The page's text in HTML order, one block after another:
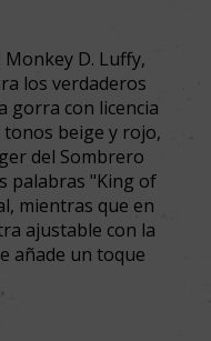
D. Luffy,
los verdaderos
gorra con licencia
beige y rojo,
del Sombrero
palabras "King of
mientras que en
ajustable con la
añade un toque